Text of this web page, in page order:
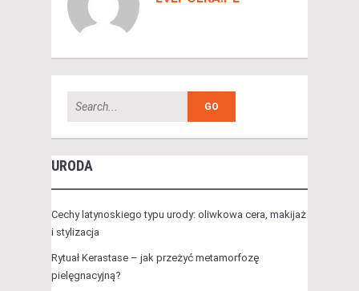
URODA
Cechy latynoskiego typu urody: oliwkowa cera, makijaż
i stylizacja
Rytuał Kerastase – jak przeżyć metamorfozę
pielęgnacyjną?